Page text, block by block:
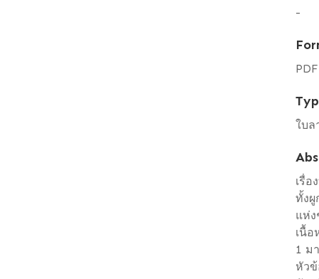
-
PDF
ใบล
เรื่
ทั้งผู
แห่
เนื้
1 ม
หัว